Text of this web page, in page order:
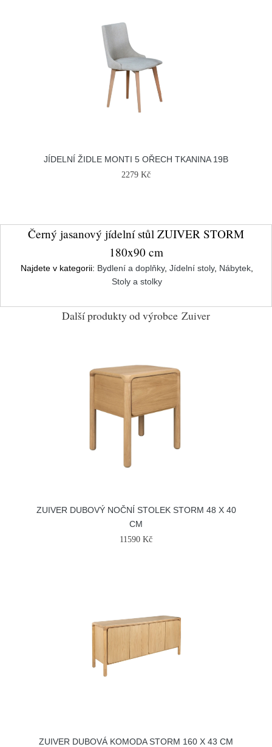
JÍDELNÍ ŽIDLE MONTI 5 OŘECH TKANINA 19B
2279 Kč
Černý jasanový jídelní stůl ZUIVER STORM
180x90 cm
Najdete v kategorii: Bydlení a doplňky, Jídelní stoly, Nábytek,
Stoly a stolky
Další produkty od výrobce Zuiver
ZUIVER DUBOVÝ NOČNÍ STOLEK STORM 48 X 40
CM
11590 Kč
ZUIVER DUBOVÁ KOMODA STORM 160 X 43 CM